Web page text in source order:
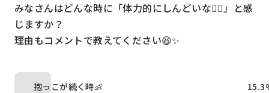
みなさんはどんな時に「体力的にしんどいな😵‍💫」と感
じますか？
理由もコメントで教えてください😆✨
抱っこが続く時👶 15.3